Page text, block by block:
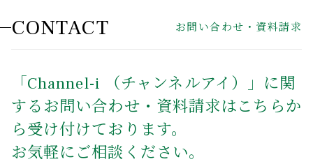
CONTACT
「Channel-i （チャンネルアイ）」に関
する お問い合わせ・資料請求はこちらか
ら受け付けております。
お気軽にご相談ください。